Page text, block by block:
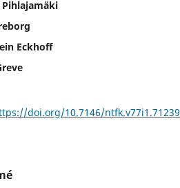
Eckhoff
doi.org/10.7146/ntfk.v77i1.71239